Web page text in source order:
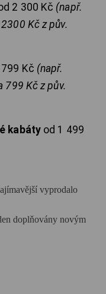
2 300 Kč (např.
Kč z pův.
Kč (např.
799 Kč z pův.
kabátyod 1 499
vyprodalo
doplňovány novým